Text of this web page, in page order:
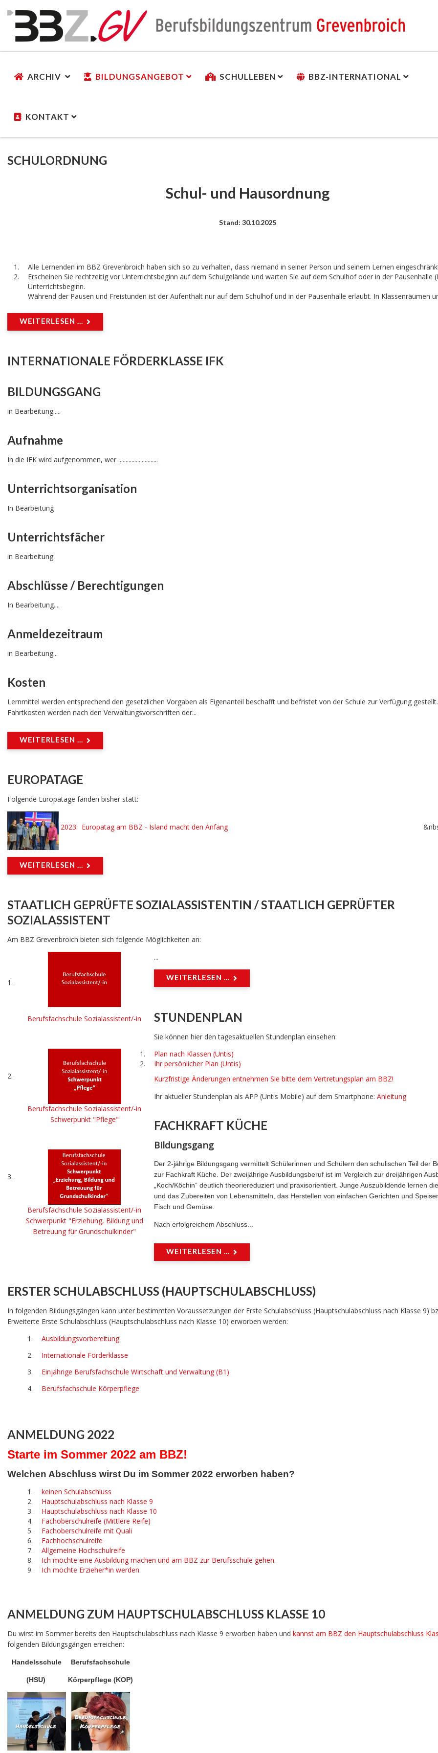
ARCHIV BILDUNGSANGEBOT SCHULLEBEN BBZ-INTERNATIONAL
KONTAKT
SCHULORDNUNG
Schul- und Hausordnung
Stand: 30.10.2025
Alle Lernenden im BBZ Grevenbroich haben sich so zu verhalten, dass niemand in seiner Person und seinem Lernen
Erscheinen Sie rechtzeitig vor Unterrichtsbeginn auf dem Schulgelände und warten Sie auf dem Schulhof oder in der Pausenhalle
Unterrichtsbeginn.
Während der Pausen und Freistunden ist der Aufenthalt nur auf dem Schulhof und in der Pausenhalle erlaubt. In Klassenräumen
WEITERLESEN ...
INTERNATIONALE FÖRDERKLASSE IFK
BILDUNGSGANG
in Bearbeitung.....
Aufnahme
In die IFK wird aufgenommen, wer ...........................
Unterrichtsorganisation
In Bearbeitung
Unterrichtsfächer
in Bearbeitung
Abschlüsse / Berechtigungen
In Bearbeitung....
Anmeldezeitraum
in Bearbeitung...
Kosten
Lernmittel werden entsprechend den gesetzlichen Vorgaben als Eigenanteil beschafft und befristet von der Schule zur Verfügung gestellt.
Fahrtkosten werden nach den Verwaltungsvorschriften der...
WEITERLESEN ...
EUROPATAGE
Folgende Europatage fanden bisher statt:
2023: Europatag am BBZ - Island macht den Anfang
WEITERLESEN ...
STAATLICH GEPRÜFTE SOZIALASSISTENTIN / STAATLICH GEPRÜFTER
SOZIALASSISTENT
Am BBZ Grevenbroich bieten sich folgende Möglichkeiten an:
1.
Berufsfachschule Sozialassistent/-in
2.
Berufsfachschule Sozialassistent/-in
Schwerpunkt "Pflege"
3.
Berufsfachschule Sozialassistent/-in
Schwerpunkt "Erziehung, Bildung und
Betreuung für Grundschulkinder"
...
WEITERLESEN ...
STUNDENPLAN
Sie können hier den tagesaktuellen Stundenplan einsehen:
Plan nach Klassen (Untis)
Ihr persönlicher Plan (Untis)
Kurzfristige Änderungen entnehmen Sie bitte dem Vertretungsplan am BBZ!
Ihr aktueller Stundenplan als APP (Untis Mobile) auf dem Smartphone: Anleitung
FACHKRAFT KÜCHE
Bildungsgang
Der 2-jährige Bildungsgang vermittelt Schülerinnen und Schülern den schulischen Teil der
zur Fachkraft Küche. Der zweijährige Ausbildungsberuf ist im Vergleich zur dreijährigen
„Koch/Köchin“ deutlich theoriereduziert und praxisorientiert. Junge Auszubildende lernen
und das Zubereiten von Lebensmitteln, das Herstellen von einfachen Gerichten und
Fisch und Gemüse.
Nach erfolgreichem Abschluss...
WEITERLESEN ...
ERSTER SCHULABSCHLUSS (HAUPTSCHULABSCHLUSS)
In folgenden Bildungsgängen kann unter bestimmten Voraussetzungen der Erste Schulabschluss (Hauptschulabschluss nach Klasse 9)
Erweiterte Erste Schulabschluss (Hauptschulabschluss nach Klasse 10) erworben werden:
Ausbildungsvorbereitung
Internationale Förderklasse
Einjährige Berufsfachschule Wirtschaft und Verwaltung (B1)
Berufsfachschule Körperpflege
ANMELDUNG 2022
Starte im Sommer 2022 am BBZ!
Welchen Abschluss wirst Du im Sommer 2022 erworben haben?
keinen Schulabschluss
Hauptschulabschluss nach Klasse 9
Hauptschulabschluss nach Klasse 10
Fachoberschulreife (Mittlere Reife)
Fachoberschulreife mit Quali
Fachhochschulreife
Allgemeine Hochschulreife
Ich möchte eine Ausbildung machen und am BBZ zur Berufsschule gehen.
Ich möchte Erzieher*in werden.
ANMELDUNG ZUM HAUPTSCHULABSCHLUSS KLASSE 10
Du wirst im Sommer bereits den Hauptschulabschluss nach Klasse 9 erworben haben und kannst am BBZ den Hauptschulabschluss
folgenden Bildungsgängen erreichen:
Handelsschule
(HSU)
Berufsfachschule
Körperpflege (KOP)